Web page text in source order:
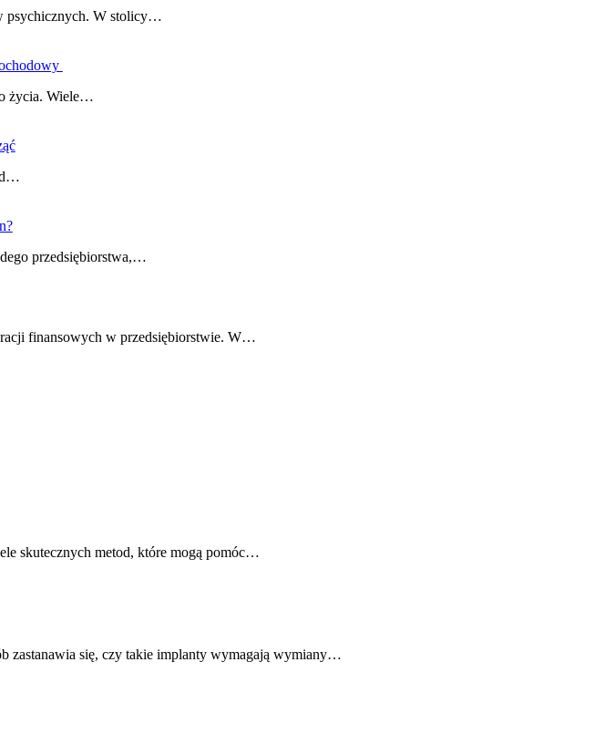
psychicznych. W stolicy…
życia. Wiele…
przedsiębiorstwa,…
finansowych w przedsiębiorstwie. W…
skutecznych metod, które mogą pomóc…
zastanawia się, czy takie implanty wymagają wymiany…